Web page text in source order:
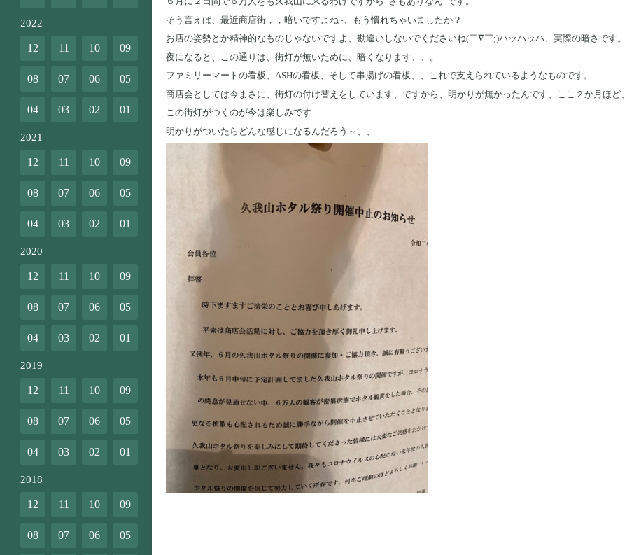
そう言えば、最近商店街，，暗いですよね~、もう慣れちゃいましたか？
お店の姿勢とか精神的なものじゃないですよ、勘違いしないでくださいね(￣∇￣;)ハッハッハ、実際の暗さです。
夜になると、この通りは、街灯が無いために、暗くなります、、。
ファミリーマートの看板、ASHの看板、そして串揚げの看板、、これで支えられているようなものです。
商店会としては今まさに、街灯の付け替えをしています、ですから、明かりが無かったんです、ここ２か月ほど
この街灯がつくのが今は楽しみです
明かりがついたらどんな感じになるんだろう～、、
2022
12 11 10 09
08 07 06 05
04 03 02 01
2021
12 11 10 09
08 07 06 05
04 03 02 01
2020
12 11 10 09
08 07 06 05
04 03 02 01
2019
12 11 10 09
08 07 06 05
04 03 02 01
2018
12 11 10 09
08 07 06 05